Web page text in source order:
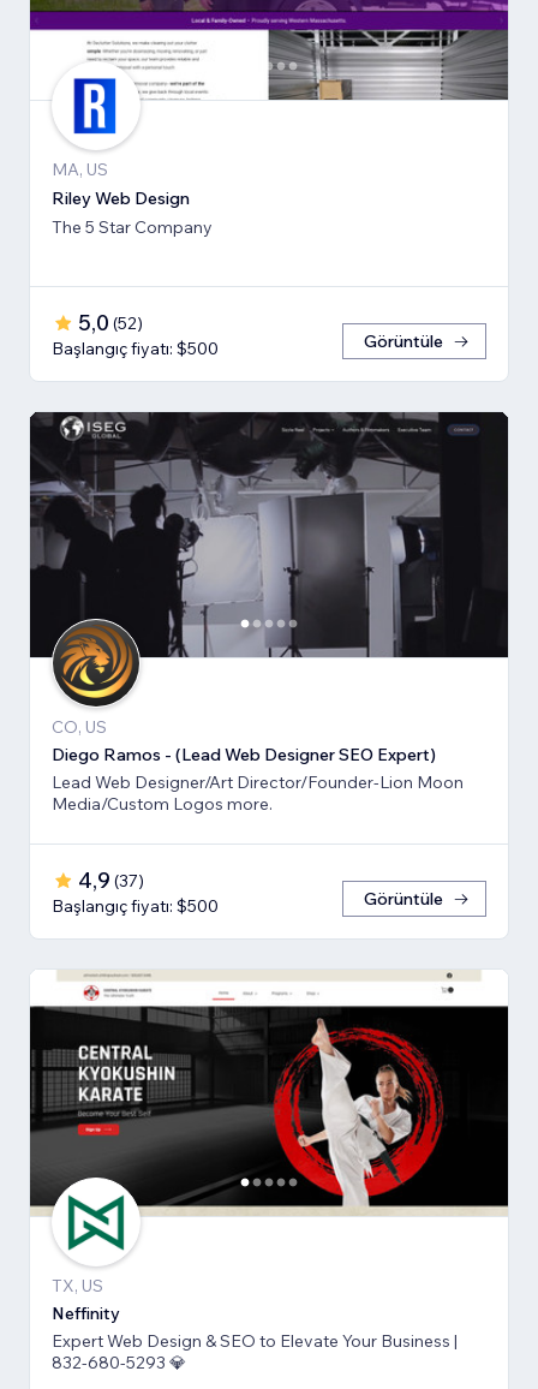
MA, US
Riley Web Design
The 5 Star Company
5,0 (52)
Başlangıç fiyatı: $500
Görüntüle
CO, US
Diego Ramos - (Lead Web Designer SEO Expert)
Lead Web Designer/Art Director/Founder-Lion Moon
Media/Custom Logos more.
4,9 (37)
Başlangıç fiyatı: $500
Görüntüle
TX, US
Neffinity
Expert Web Design & SEO to Elevate Your Business |
832-680-5293 💎